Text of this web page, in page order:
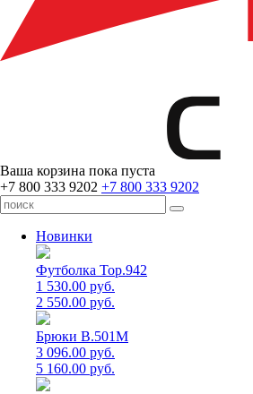
Ваша корзина пока пуста
+7 800 333 9202 +7 800 333 9202
Новинки
Футболка Top.942
1 530.00 руб.
2 550.00 руб.
Брюки B.501M
3 096.00 руб.
5 160.00 руб.